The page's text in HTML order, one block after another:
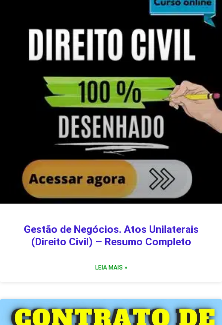
Gestão de Negócios. Atos Unilaterais
(Direito Civil) – Resumo Completo
LEIA MAIS »